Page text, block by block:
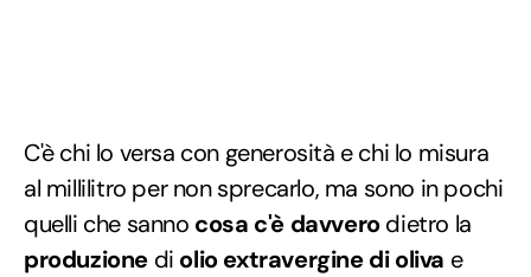
C'è chi lo versa con generosità e chi lo misura
al millilitro per non sprecarlo, ma sono in pochi
quelli che sanno cosa c'è davverodietro la
produzione di olio extravergine di oliva e